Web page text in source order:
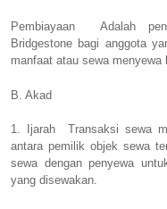
Pembiayaan
Adalah
Bridgestone bagi anggota
manfaat atau sewa menyewa
B. Akad
1. Ijarah
Transaksi sewa
antara pemilik objek sewa
sewa dengan penyewa
yang disewakan.